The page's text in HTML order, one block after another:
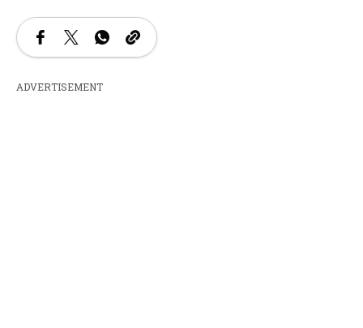
ADVERTISEMENT